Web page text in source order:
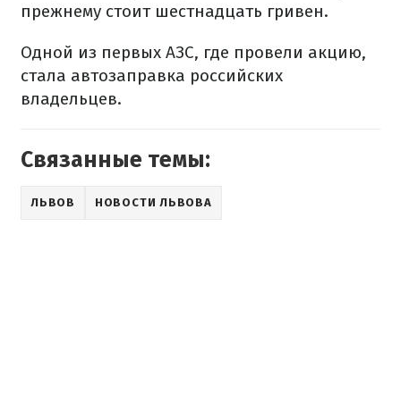
прежнему стоит шестнадцать гривен.
Одной из первых АЗС, где провели акцию,
стала автозаправка российских
владельцев.
Связанные темы:
ЛЬВОВ НОВОСТИ ЛЬВОВА